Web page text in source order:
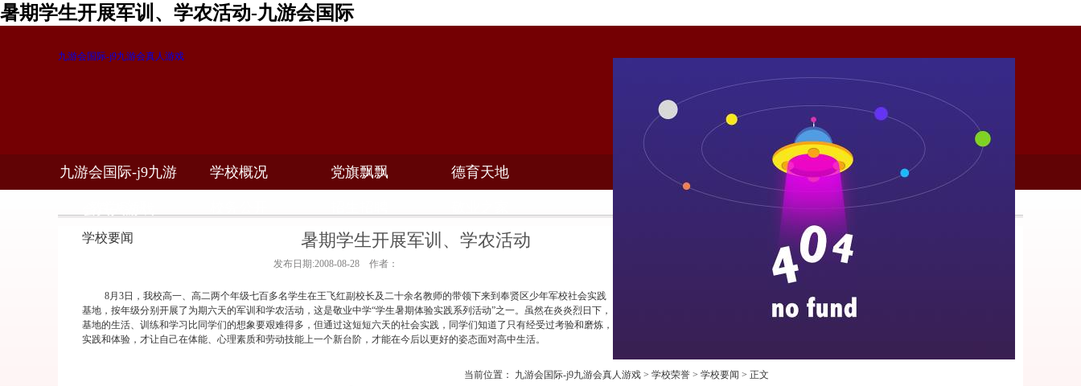
暑期学生开展军训、学农活动-九游会国际
九游会国际-j9九游会真人游戏
九游会国际-j9九游 学校概况 党旗飘飘 德育天地
学校要闻
当前位置： 九游会国际-j9九游会真人游戏 > 学校荣誉 > 学校要闻 > 正文
暑期学生开展军训、学农活动
发布日期:2008-08-28 作者：
8月 3日 ，我校高一、高二两个年级七百多名学生在王飞红副校长及二十余名教师的带领下来到奉贤区少年军校社会实践
基地，按年级分别开展了为期六天的军训和学农活动，这是敬业中学“学生暑期体验实践系列活动”之一。虽然在炎炎烈日下，
基地的生活、训练和学习比同学们的想象要艰难得多，但通过这短短六天的社会实践，同学们知道了只有经受过考验和磨炼，
实践和体验，才让自己在体能、心理素质和劳动技能上一个新台阶，才能在今后以更好的姿态面对高中生活。